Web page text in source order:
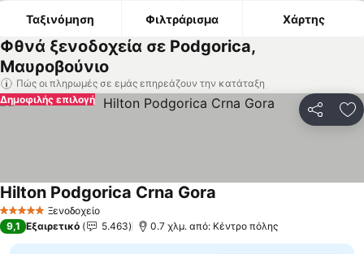
Ταξινόμηση Φιλτράρισμα Χάρτης
Φθνά ξενοδοχεία σε Podgorica,
Μαυροβούνιο
Πώς οι πληρωμές σε εμάς επηρεάζουν την κατάταξη
Δημοφιλής επιλογή
5 Αστέρια Ξενοδοχείο
Hilton Podgorica Crna Gora
9,1 Εξαιρετικό 5.463 0.7 χλμ. από: Κέντρο πόλης